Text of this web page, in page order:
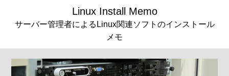
Linux Install Memo
サーバー管理者によるLinux関連ソフトのインストール
メモ